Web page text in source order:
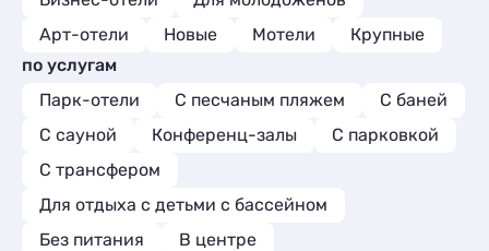
Арт-отели
Новые Мотели
Крупные
по услугам
Парк-отели
С песчаным пляжем
С баней
С сауной
Конференц-залы
С парковкой
С трансфером
Для отдыха с детьми с бассейном
Без питания
В центре